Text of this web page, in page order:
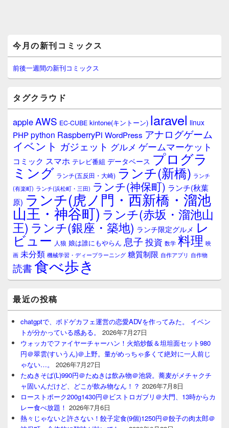
イ
ン
サ
イ
ウ
ィ
ジ
ェ
ア
今月の新刊コミックス
前後一週間の新刊コミックス
タグクラウド
appleAWS EC-CUBE kintone(キントーン) laravel linux
PHPpython RaspberryPi WordPress アナログゲーム
イベント ガジェット グルメ ゲームマーケット
コミック スマホ テレビ番組 データベース プログラ
ミング ランチ(五反田・大崎) ランチ(新橋) ランチ
(有楽町) ランチ(浜松町・三田) ランチ(神保町) ランチ(秋葉
原) ランチ(虎ノ門・西新橋・溜池
山王・神谷町) ランチ(赤坂・溜池山
王) ランチ(銀座・築地) ランチ限定グルメ レ
ビュー 人狼 娘は誰にもやらん 息子 投資 数学 料理 映
画 未分類 機械学習・ディープラーニング 糖質制限 自作アプリ 自作物
読書食べ歩き
最近の投稿
chatgptで、ボドゲカフェ運営の恋愛ADVを作ってみた。 イベン
トが分かっている感ある。
2026年7月27日
ウォッカでファイヤーチャーハン！火焰炒飯＆坦坦面セット980
円＠翠雲(すいうん)＠上野。量がめっちゃ多くて絶対に一人前じ
ゃない…。
2026年7月27日
たぬきそば(L)990円＠たぬきは飲み物＠池袋。蕎麦がメチャクチ
ャ固いんだけど、どこが飲み物なん！？ 2026年7月8日
ローストポーク200g1430円＠ビストロガブリ＠大門、13時からカ
レー食べ放題！ 2026年7月6日
熱々じゃないと許さない！餃子定食(9個)1250円＠餃子の肉太郎＠